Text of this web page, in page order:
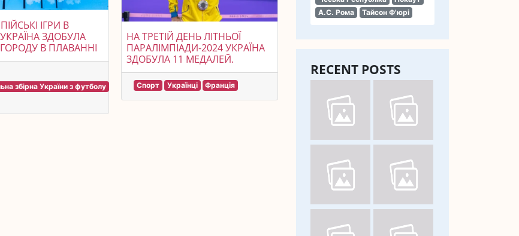
А.С. Рома
Тайсон Ф'юрі
RECENT POSTS
ІГРИ В
ЗДОБУЛА
В ПЛАВАННІ
збірна України з футболу
НА ТРЕТІЙ ДЕНЬ ЛІТНЬОЇ
ПАРАЛІМПІАДИ-2024 УКРАЇНА
ЗДОБУЛА 11 МЕДАЛЕЙ.
Спорт Українці Франція